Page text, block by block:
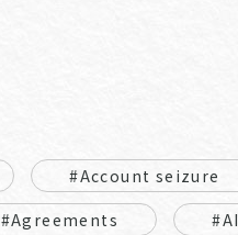
#Account seizure
#Agreements
#AI